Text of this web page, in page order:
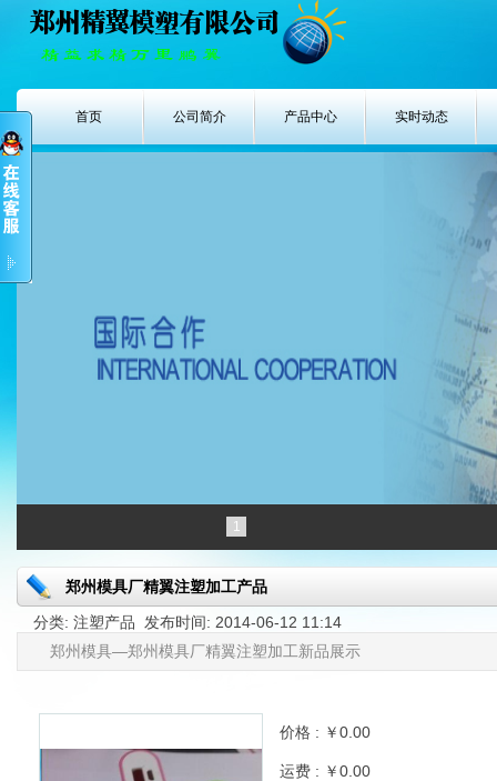
首页 公司简介 产品中心 实时动态
1
郑州模具厂精翼注塑加工产品
分类: 注塑产品 发布时间: 2014-06-12 11:14
郑州模具—郑州模具厂精翼注塑加工新品展示
价格 : ￥0.00
运费 : ￥0.00